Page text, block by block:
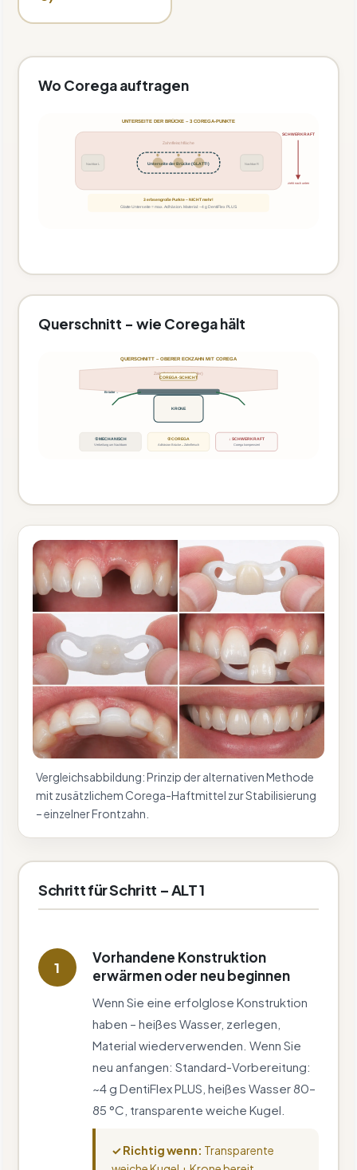
Wo Corega auftragen
UNTERSEITE DER BRÜCKE – 3 COREGA-PUNKTE
Zahnfleischfläche
Unterseite der Brücke (GLATT!)
Nachbar L Nachbar R
① ② ③
SCHWERKRAFT
zieht nach unten
3 erbsengroße Punkte – NICHT mehr!
Glatte Unterseite = max. Adhäsion. Material: ~4 g DentiFlex PLUS
Querschnitt – wie Corega hält
QUERSCHNITT – OBERER ECKZAHN MIT COREGA
Zahnfleisch (oberer Kiefer)
Brücke →
COREGA-SCHICHT
KRONE
① MECHANISCH
Verkeilung um Nachbarn
② COREGA
Adhäsion Brücke↔Zahnfleisch
↓ SCHWERKRAFT
Corega kompensiert
Vergleichsabbildung: Prinzip der alternativen Methode
mit zusätzlichem Corega-Haftmittel zur Stabilisierung
– einzelner Frontzahn.
Schritt für Schritt – ALT 1
1
Vorhandene Konstruktion
erwärmen oder neu beginnen
Wenn Sie eine erfolglose Konstruktion
haben – heißes Wasser, zerlegen,
Material wiederverwenden. Wenn Sie
neu anfangen: Standard-Vorbereitung:
~4 g DentiFlex PLUS, heißes Wasser 80–
85 °C, transparente weiche Kugel.
✓ Richtig wenn: Transparente